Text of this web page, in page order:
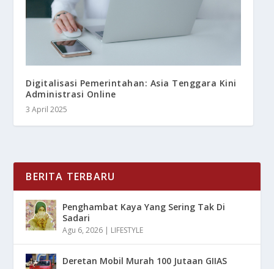
Digitalisasi Pemerintahan: Asia Tenggara Kini
Administrasi Online
3 April 2025
BERITA TERBARU
Penghambat Kaya Yang Sering Tak Di
Sadari
Agu 6, 2026 | LIFESTYLE
Deretan Mobil Murah 100 Jutaan GIIAS